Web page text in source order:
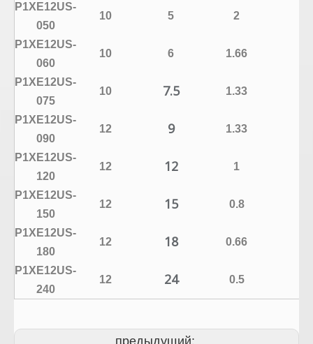
P1XE12US-
050
10 5 2
P1XE12US-
060
10 6 1.66
P1XE12US-
075
10 7.5 1.33
P1XE12US-
090
12 9 1.33
P1XE12US-
120
12 12 1
P1XE12US-
150
12 15 0.8
P1XE12US-
180
12 18 0.66
P1XE12US-
240
12 24 0.5
предыдущий: